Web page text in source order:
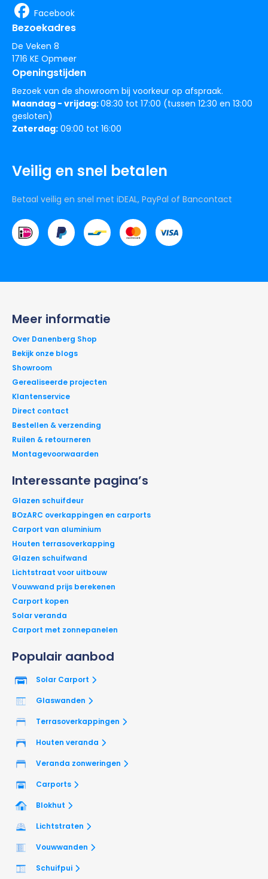
Facebook
Bezoekadres
De Veken 8
1716 KE Opmeer
Openingstijden
Bezoek van de showroom bij voorkeur op afspraak.
Maandag - vrijdag:08:30 tot 17:00 (tussen 12:30 en 13:00
gesloten)
Zaterdag: 09:00 tot 16:00
Veilig en snel betalen
Betaal veilig en snel met iDEAL, PayPal of Bancontact
Populair aanbod
Solar Carport
Glaswanden
Terrasoverkappingen
Houten veranda
Veranda zonweringen
Carports
Blokhut
Lichtstraten
Vouwwanden
Schuifpui
Interessante pagina’s
Glazen schuifdeur
BOzARC overkappingen en carports
Carport van aluminium
Houten terrasoverkapping
Glazen schuifwand
Lichtstraat voor uitbouw
Vouwwand prijs berekenen
Carport kopen
Solar veranda
Carport met zonnepanelen
Meer informatie
Over Danenberg Shop
Bekijk onze blogs
Showroom
Gerealiseerde projecten
Klantenservice
Direct contact
Bestellen & verzending
Ruilen & retourneren
Montagevoorwaarden